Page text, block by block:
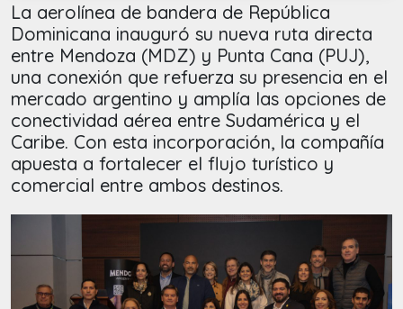
La aerolínea de bandera de República
Dominicana inauguró su nueva ruta directa
entre Mendoza (MDZ) y Punta Cana (PUJ),
una conexión que refuerza su presencia en el
mercado argentino y amplía las opciones de
conectividad aérea entre Sudamérica y el
Caribe. Con esta incorporación, la compañía
apuesta a fortalecer el flujo turístico y
comercial entre ambos destinos.